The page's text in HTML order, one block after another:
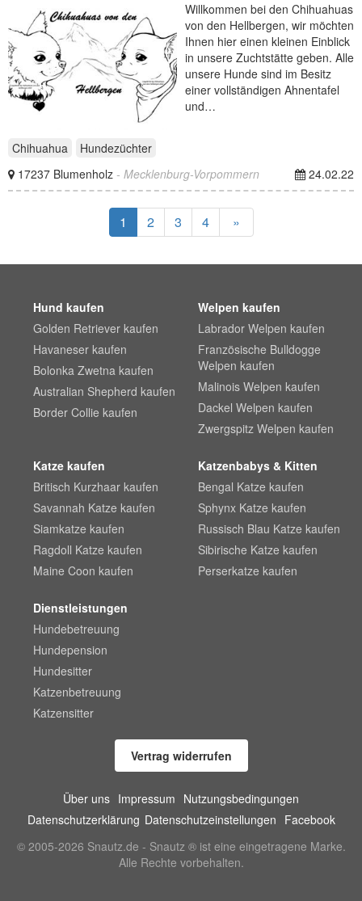
Willkommen bei den Chihuahuas
von den Hellbergen, wir möchten
Ihnen hier einen kleinen Einblick
in unsere Zuchtstätte geben. Alle
unsere Hunde sind im Besitz
einer vollständigen Ahnentafel
und…
Chihuahua
Hundezüchter
17237 Blumenholz - Mecklenburg-Vorpommern 24.02.22
1 2 3 4 »
Hund kaufen
Golden Retriever kaufen
Havaneser kaufen
Bolonka Zwetna kaufen
Australian Shepherd kaufen
Border Collie kaufen
Welpen kaufen
Labrador Welpen kaufen
Französische Bulldogge
Welpen kaufen
Malinois Welpen kaufen
Dackel Welpen kaufen
Zwergspitz Welpen kaufen
Katze kaufen
Britisch Kurzhaar kaufen
Savannah Katze kaufen
Siamkatze kaufen
Ragdoll Katze kaufen
Maine Coon kaufen
Katzenbabys & Kitten
Bengal Katze kaufen
Sphynx Katze kaufen
Russisch Blau Katze kaufen
Sibirische Katze kaufen
Perserkatze kaufen
Dienstleistungen
Hundebetreuung
Hundepension
Hundesitter
Katzenbetreuung
Katzensitter
Vertrag widerrufen
Über uns Impressum Nutzungsbedingungen
Datenschutzerklärung Datenschutzeinstellungen Facebook
© 2005-2026 Snautz.de - Snautz ® ist eine eingetragene Marke.
Alle Rechte vorbehalten.